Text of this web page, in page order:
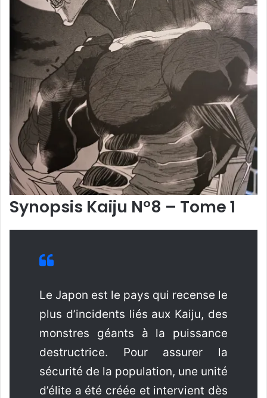
Synopsis Kaiju N°8 – Tome 1
Le Japon est le pays qui recense le
plus d’incidents liés aux Kaiju, des
monstres géants à la puissance
destructrice. Pour assurer la
sécurité de la population, une unité
d’élite a été créée et intervient dès